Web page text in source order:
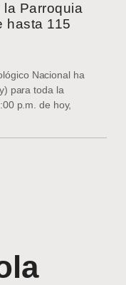
la Parroquia
hasta 115
Nacional ha
para toda la
p.m. de hoy,